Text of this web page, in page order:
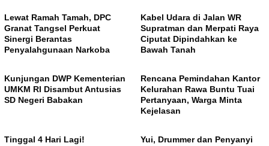
Lewat Ramah Tamah, DPC
Granat Tangsel Perkuat
Sinergi Berantas
Penyalahgunaan Narkoba
Kabel Udara di Jalan WR
Supratman dan Merpati Raya
Ciputat Dipindahkan ke
Bawah Tanah
Kunjungan DWP Kementerian
UMKM RI Disambut Antusias
SD Negeri Babakan
Rencana Pemindahan Kantor
Kelurahan Rawa Buntu Tuai
Pertanyaan, Warga Minta
Kejelasan
Tinggal 4 Hari Lagi!
Yui, Drummer dan Penyanyi